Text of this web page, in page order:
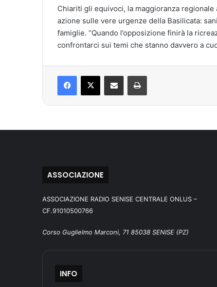
Chiariti gli equivoci, la maggioranza
azione sulle vere urgenze della Basilicata:
famiglie. “Quando l’opposizione finirà la
confrontarci sui temi che stanno davvero a
ASSOCIAZIONE
ASSOCIAZIONE RADIO SENISE CENTRALE ONLUS –
CF.91010500766
Corso Guglielmo Marconi, 71 85038 SENISE (PZ)
INFO